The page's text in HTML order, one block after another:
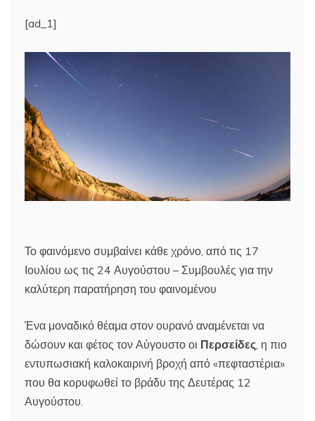
[ad_1]
Το φαινόμενο συμβαίνει κάθε χρόνο, από τις 17
Ιουλίου ως τις 24 Αυγούστου – Συμβουλές για την
καλύτερη παρατήρηση του φαινομένου
Ένα μοναδικό θέαμα στον ουρανό αναμένεται να
δώσουν και φέτος τον Αύγουστο οι Περσείδες, η πιο
εντυπωσιακή καλοκαιρινή βροχή από «πεφταστέρια»
που θα κορυφωθεί το βράδυ της Δευτέρας 12
Αυγούστου.